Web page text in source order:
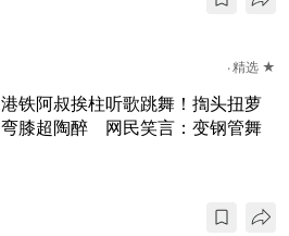
精选 ★
港铁阿叔挨柱听歌跳舞！揈头扭萝
弯膝超陶醉 网民笑言：变钢管舞